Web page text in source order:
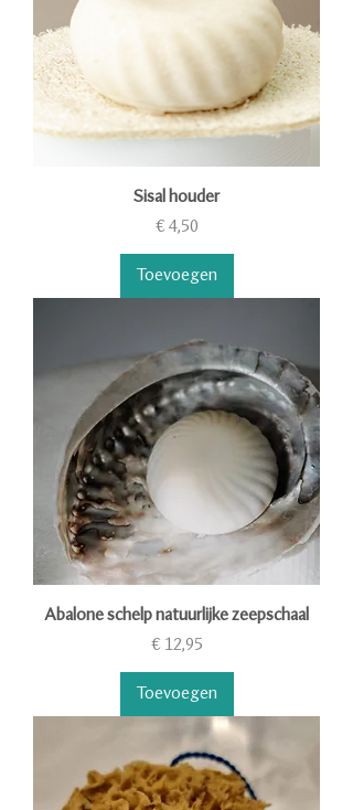
Sisal houder
Prijs
€ 4,50
Toevoegen
Abalone schelp natuurlijke zeepschaal
Prijs
€ 12,95
Toevoegen